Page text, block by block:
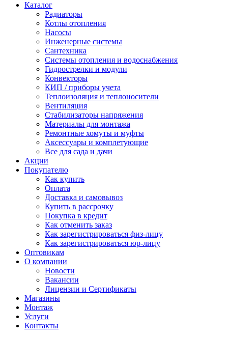
Каталог
Радиаторы
Котлы отопления
Насосы
Инженерные системы
Сантехника
Системы отопления и водоснабжения
Гидрострелки и модули
Конвекторы
КИП / приборы учета
Теплоизоляция и теплоносители
Вентиляция
Стабилизаторы напряжения
Материалы для монтажа
Ремонтные хомуты и муфты
Аксессуары и комплетующие
Все для сада и дачи
Акции
Покупателю
Как купить
Оплата
Доставка и самовывоз
Купить в рассрочку
Покупка в кредит
Как отменить заказ
Как зарегистрироваться физ-лицу
Как зарегистрироваться юр-лицу
Оптовикам
О компании
Новости
Вакансии
Лицензии и Сертификаты
Магазины
Монтаж
Услуги
Контакты